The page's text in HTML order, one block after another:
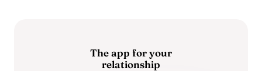
The app for your
relationship